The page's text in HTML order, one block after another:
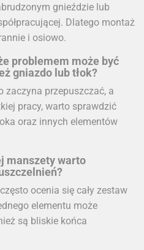
gnieździe lub
Dlatego montaż
i osiowo.
problemem może być
gniazdo lub tłok?
zaczyna przepuszczać, a
pracy, warto sprawdzić
oraz innych elementów
manszety warto
ocenia się cały zestaw
elementu może
są bliskie końca